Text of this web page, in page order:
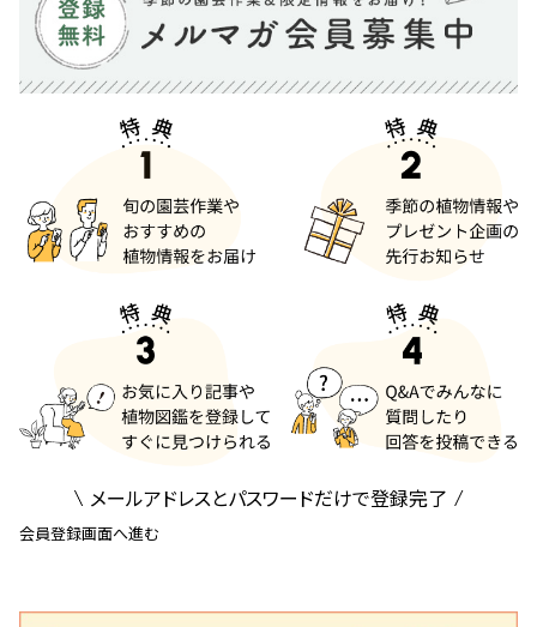
メールアドレスとパスワードだけで登録完了
会員登録画面へ進む